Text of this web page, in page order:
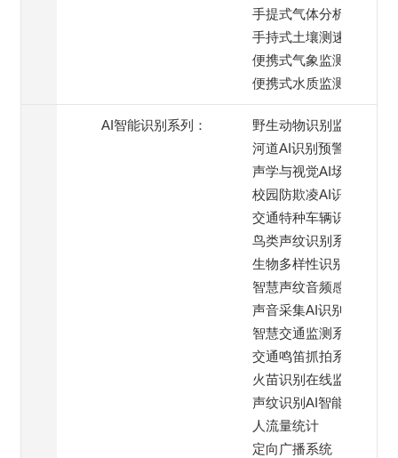
手提式气体分析仪
手持式土壤测速仪
便携式气象监测仪
便携式水质监测仪
AI智能识别系列：
野生动物识别监测
河道AI识别预警
声学与视觉AI场景
校园防欺凌AI识别系统
交通特种车辆识别预警
鸟类声纹识别系统
生物多样性识别系统
智慧声纹音频感知终端
声音采集AI识别系统
智慧交通监测系统
交通鸣笛抓拍系统
火苗识别在线监测
声纹识别AI智能模块
人流量统计
定向广播系统